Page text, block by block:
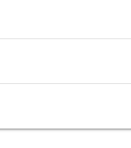
prezentării
a avut loc
să folosești o
ta, este bine să